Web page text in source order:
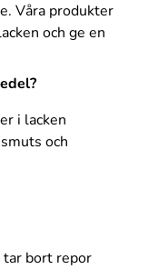
Våra produkter
och ge en
i lacken
och
tar bort repor